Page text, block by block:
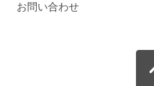
お問い合わせ